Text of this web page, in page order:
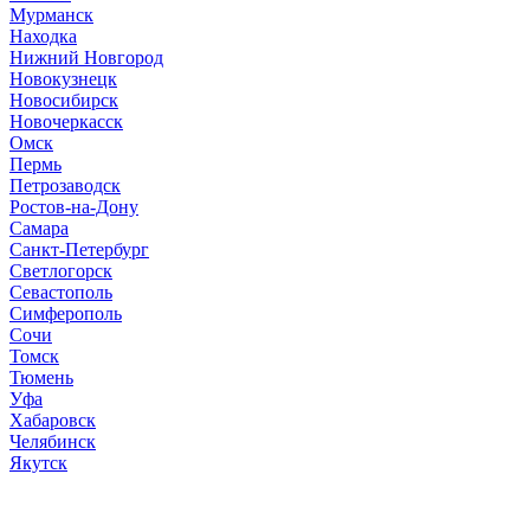
Мурманск
Находка
Нижний Новгород
Новокузнецк
Новосибирск
Новочеркасск
Омск
Пермь
Петрозаводск
Ростов-на-Дону
Самара
Санкт-Петербург
Светлогорск
Севастополь
Симферополь
Сочи
Томск
Тюмень
Уфа
Хабаровск
Челябинск
Якутск